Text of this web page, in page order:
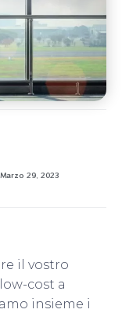
Marzo 29, 2023
il vostro
cost a
insieme i